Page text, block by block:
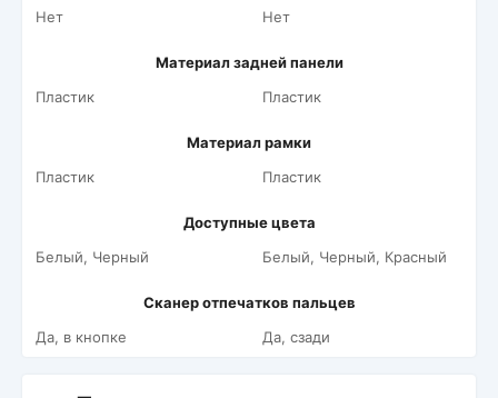
Нет
Нет
Материал задней панели
Пластик
Пластик
Материал рамки
Пластик
Пластик
Доступные цвета
Белый, Черный
Белый, Черный, Красный
Сканер отпечатков пальцев
Да, в кнопке
Да, сзади